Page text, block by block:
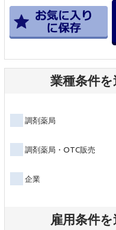
業種条件
調剤薬局
調剤薬局・OTC販売
企業
雇用条件